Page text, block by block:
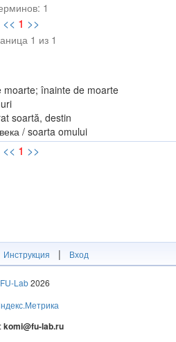
1
<< 1 >>
1 из 1
moarte; înainte de moarte
soartă, destin
/ soarta omului
<< 1 >>
Инструкция | Вход
FU-Lab2026
komi@fu-lab.ru